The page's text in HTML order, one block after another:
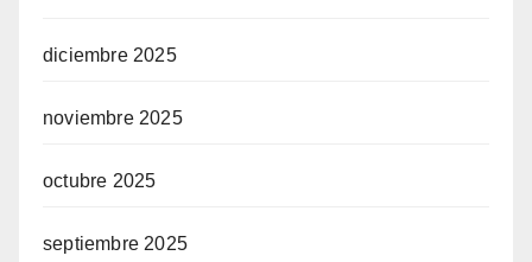
diciembre 2025
noviembre 2025
octubre 2025
septiembre 2025